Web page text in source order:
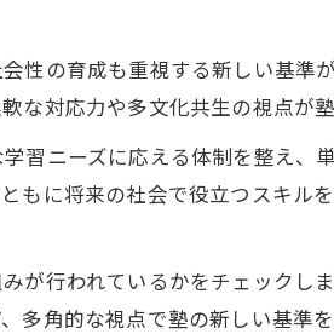
徹底解剖
育方針とは何か
もに与える効果
を育成する仕組み
る主体的な学び力
性の育成も重視する新しい基準
対応力や多文化共生の視点が塾
習ニーズに応える体制を整え
もに将来の社会で役立つスキル
が行われているかをチェックし
角的な視点で塾の新しい基準を
ださい
ださい